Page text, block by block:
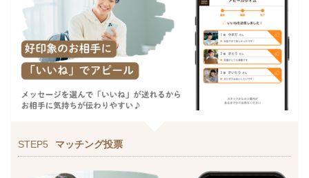
STEP5 マッチング投票